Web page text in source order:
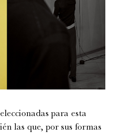
para esta
las que, por sus formas